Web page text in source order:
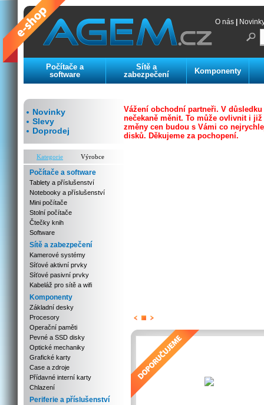
O nás
Počítače a
software
Sítě a
zabezpečení
Komponenty
Novinky
Slevy
Doprodej
Kategorie Výrobce
Počítače a software
Tablety a příslušenství
Notebooky a příslušenství
Mini počítače
Stolní počítače
Čtečky knih
Software
Sítě a zabezpečení
Kamerové systémy
Síťové aktivní prvky
Síťové pasivní prvky
Kabeláž pro sítě a wifi
Komponenty
Základní desky
Procesory
Operační paměti
Pevné a SSD disky
Optické mechaniky
Grafické karty
Case a zdroje
Přídavné interní karty
Chlazení
Periferie a příslušenství
Vážení obchodní partneři. V
nečekaně měnit. To může ovlivnit i
změny cen budou s Vámi co
disků. Děkujeme za pochopení.
Previous
Next
Stop